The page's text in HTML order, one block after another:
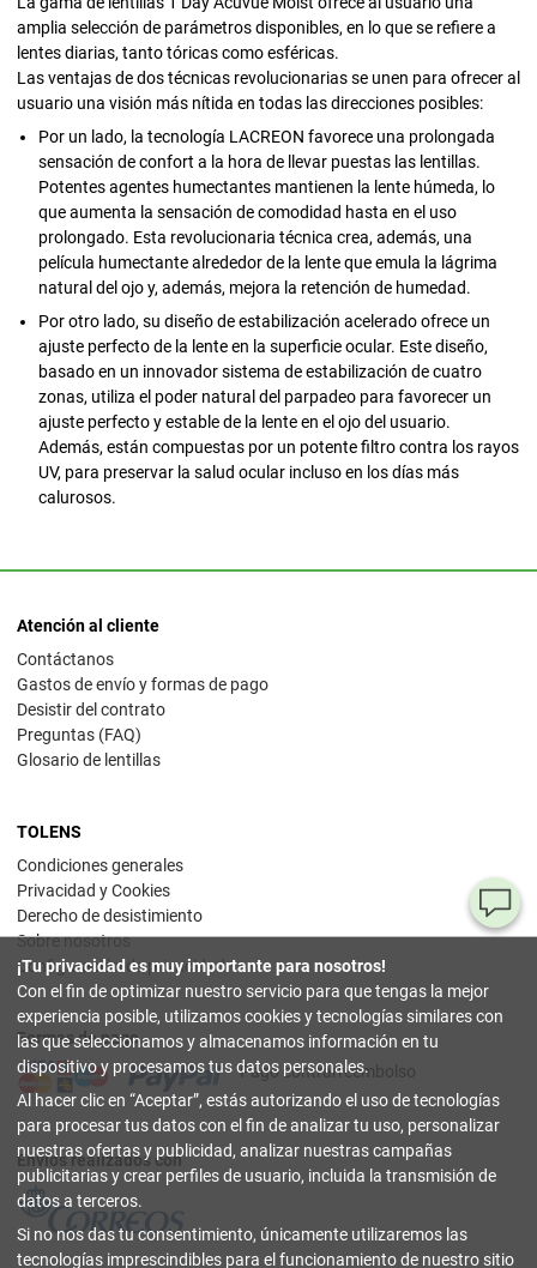
amplia selección de parámetros disponibles, en lo que se refiere a
lentes diarias, tanto tóricas como esféricas.
Las ventajas de dos técnicas revolucionarias se unen para ofrecer al
usuario una visión más nítida en todas las direcciones posibles:
Por un lado, la tecnología LACREON favorece una prolongada
sensación de confort a la hora de llevar puestas las lentillas.
Potentes agentes humectantes mantienen la lente húmeda, lo
que aumenta la sensación de comodidad hasta en el uso
prolongado. Esta revolucionaria técnica crea, además, una
película humectante alrededor de la lente que emula la lágrima
natural del ojo y, además, mejora la retención de humedad.
Por otro lado, su diseño de estabilización acelerado ofrece un
ajuste perfecto de la lente en la superficie ocular. Este diseño,
basado en un innovador sistema de estabilización de cuatro
zonas, utiliza el poder natural del parpadeo para favorecer un
ajuste perfecto y estable de la lente en el ojo del usuario.
Además, están compuestas por un potente filtro contra los rayos
UV, para preservar la salud ocular incluso en los días más
calurosos.
Atención al cliente
Contáctanos
Gastos de envío y formas de pago
Desistir del contrato
Preguntas (FAQ)
Glosario de lentillas
TOLENS
Condiciones generales
Privacidad y Cookies
Derecho de desistimiento
Sobre nosotros
Configuración de privacidad
Formas de pago
Pago contrarreembolso
Envíos realizados con
¡Tu privacidad es muy importante para nosotros!
Con el fin de optimizar nuestro servicio para que tengas la mejor
experiencia posible, utilizamos cookies y tecnologías similares con
las que seleccionamos y almacenamos información en tu
dispositivo y procesamos tus datos personales.
Al hacer clic en Aceptar , estás autorizando el uso de tecnologías
para procesar tus datos con el fin de analizar tu uso, personalizar
nuestras ofertas y publicidad, analizar nuestras campañas
publicitarias y crear perfiles de usuario, incluida la transmisión de
datos a terceros.
Si no nos das tu consentimiento, únicamente utilizaremos las
tecnologías imprescindibles para el funcionamiento de nuestro sitio